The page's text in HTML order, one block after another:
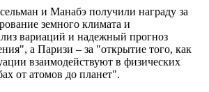
и Манабэ получили награду за
земного климата и
вариаций и надежный прогноз
а Паризи – за "открытие того, как
взаимодействуют в физических
от атомов до планет".